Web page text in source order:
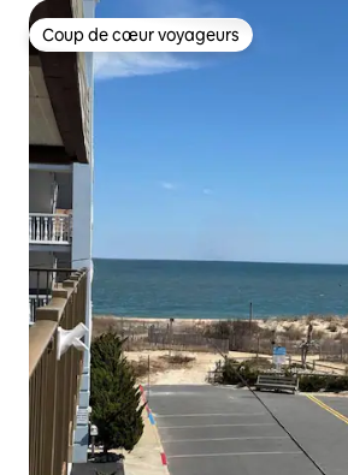
Coup de cœur voyageurs
Coup de cœur voyageurs